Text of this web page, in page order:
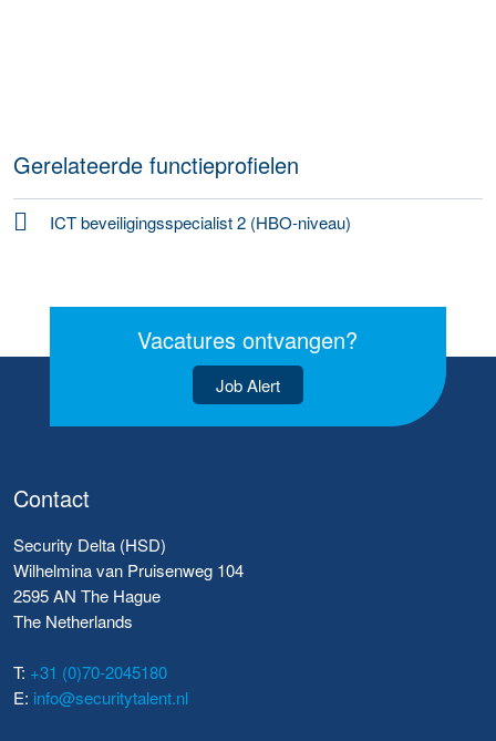
Gerelateerde functieprofielen
ICT beveiligingsspecialist 2 (HBO-niveau)
Vacatures ontvangen?
Job Alert
Contact
Security Delta (HSD)
Wilhelmina van Pruisenweg 104
2595 AN The Hague
The Netherlands
T: +31 (0)70-2045180
E: info@securitytalent.nl